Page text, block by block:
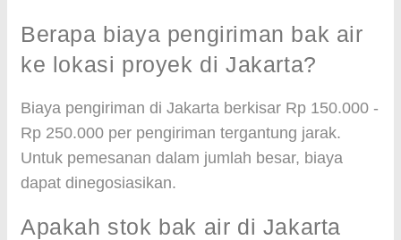
Berapa biaya pengiriman bak air
ke lokasi proyek di Jakarta?
Biaya pengiriman di Jakarta berkisar Rp 150.000 -
Rp 250.000 per pengiriman tergantung jarak.
Untuk pemesanan dalam jumlah besar, biaya
dapat dinegosiasikan.
Apakah stok bak air di Jakarta